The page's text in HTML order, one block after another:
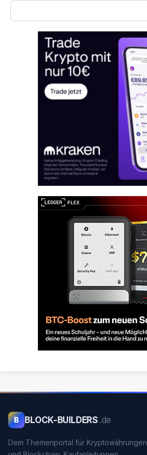
B BLOCK-BUILDERS .de
Dein Themenportal für Kryptowährungen